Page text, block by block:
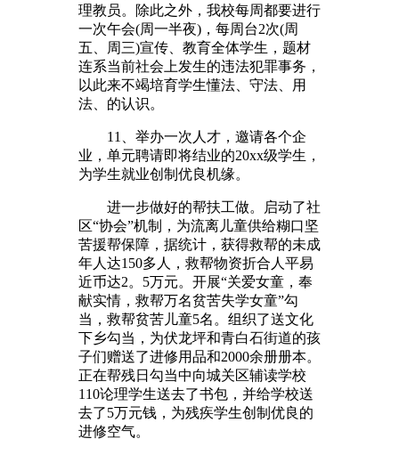
理教员。除此之外，我校每周都要进行
一次午会(周一半夜)，每周台2次(周
五、周三)宣传、教育全体学生，题材
连系当前社会上发生的违法犯罪事务，
以此来不竭培育学生懂法、守法、用
法、的认识。
11、举办一次人才，邀请各个企
业，单元聘请即将结业的20xx级学生，
为学生就业创制优良机缘。
进一步做好的帮扶工做。启动了社
区“协会”机制，为流离儿童供给糊口坚
苦援帮保障，据统计，获得救帮的未成
年人达150多人，救帮物资折合人平易
近币达2。5万元。开展“关爱女童，奉
献实情，救帮万名贫苦失学女童”勾
当，救帮贫苦儿童5名。组织了送文化
下乡勾当，为伏龙坪和青白石街道的孩
子们赠送了进修用品和2000余册册本。
正在帮残日勾当中向城关区辅读学校
110论理学生送去了书包，并给学校送
去了5万元钱，为残疾学生创制优良的
进修空气。